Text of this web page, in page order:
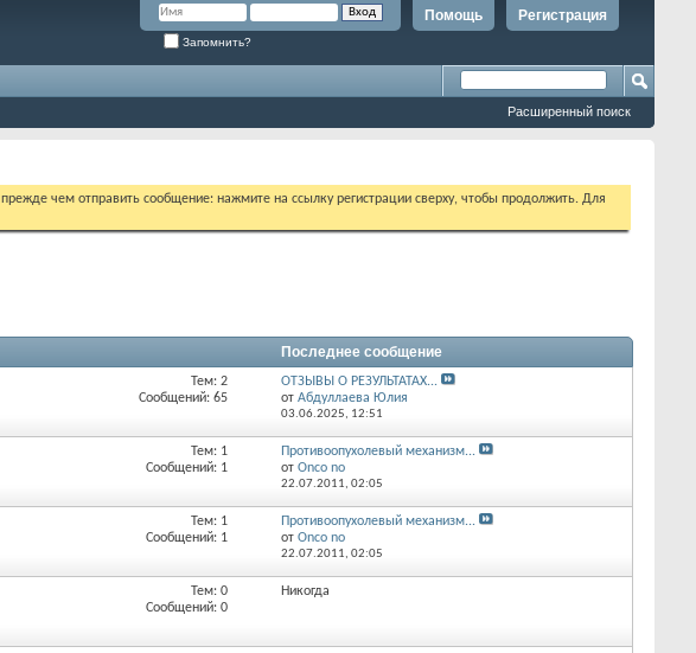
Регистрация
Помощь
Запомнить?
Расширенный поиск
прежде чем отправить сообщение: нажмите на ссылку регистрации сверху, чтобы продолжить. Для
Последнее сообщение
Тем: 2
Сообщений: 65
ОТЗЫВЫ О РЕЗУЛЬТАТАХ...
от Абдуллаева Юлия
03.06.2025, 12:51
Тем: 1
Сообщений: 1
Противоопухолевый механизм...
от Onco no
22.07.2011, 02:05
Тем: 1
Сообщений: 1
Противоопухолевый механизм...
от Onco no
22.07.2011, 02:05
Тем: 0
Сообщений: 0
Никогда